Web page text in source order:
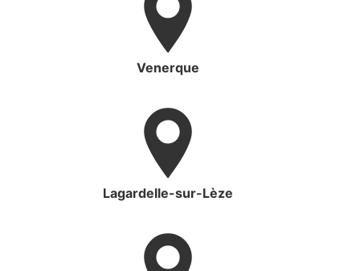
Venerque
Lagardelle-sur-Lèze